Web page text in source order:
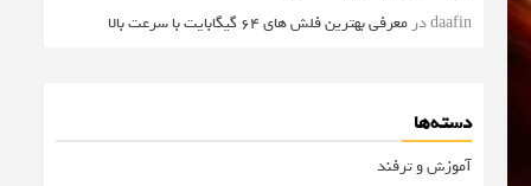
daafinدر معرفی بهترین فلش های 64 گیگابایت با سرعت بالا
دسته‌ها
آموزش و ترفند